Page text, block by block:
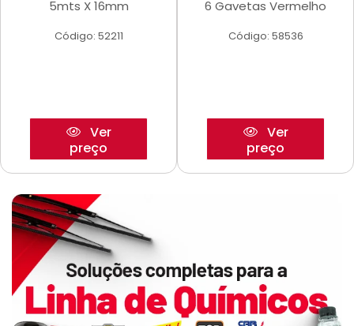
5mts X 16mm
Código: 52211
Ver
preço
6 Gavetas Vermelho
Código: 58536
Ver
preço